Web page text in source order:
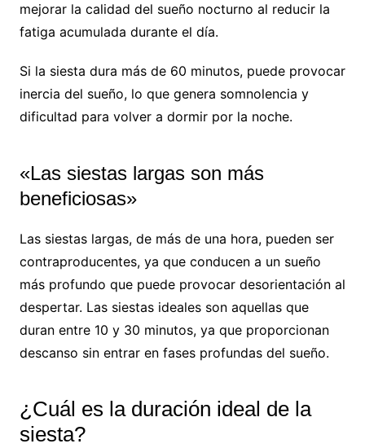
mejorar la calidad del sueño nocturno al reducir la
fatiga acumulada durante el día.
Si la siesta dura más de 60 minutos, puede provocar
inercia del sueño, lo que genera somnolencia y
dificultad para volver a dormir por la noche.
«Las siestas largas son más
beneficiosas»
Las siestas largas, de más de una hora, pueden ser
contraproducentes, ya que conducen a un sueño
más profundo que puede provocar desorientación al
despertar. Las siestas ideales son aquellas que
duran entre 10 y 30 minutos, ya que proporcionan
descanso sin entrar en fases profundas del sueño.
¿Cuál es la duración ideal de la
siesta?